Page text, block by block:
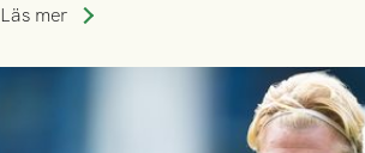
division 3-nivå.
Läs mer